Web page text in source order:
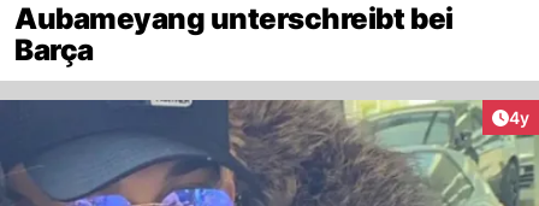
Aubameyang unterschreibt bei
Barça
4y